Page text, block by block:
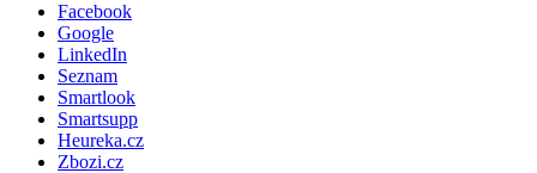
Facebook
Google
LinkedIn
Seznam
Smartlook
Smartsupp
Heureka.cz
Zbozi.cz